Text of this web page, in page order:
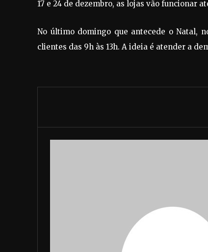
17 e 24 de dezembro, as lojas vão funcionar
No último domingo que antecede o Natal,
clientes das 9h às 13h. A ideia é atender a